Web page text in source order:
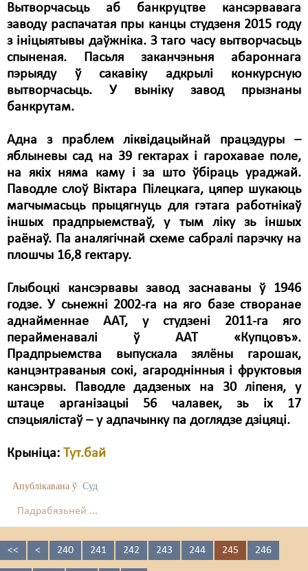
Вытворчасьць аб банкруцтве кансэрвавага
заводу распачатая пры канцы студзеня 2015 году
з ініцыятывы даўжніка. З таго часу вытворчасьць
спыненая. Пасьля заканчэньня абароннага
пэрыяду ў сакавіку адкрылі конкурсную
вытворчасьць. У выніку завод прызнаны
банкрутам.
Адна з праблем ліквідацыйнай працэдуры –
яблыневы сад на 39 гектарах і гарохавае поле,
на якіх няма каму і за што ўбіраць ураджай.
Паводле слоў Віктара Пілецкага, цяпер шукаюць
магчымасьць прыцягнуць для гэтага работнікаў
іншых прадпрыемстваў, у тым ліку зь іншых
раёнаў. Па аналягічнай схеме сабралі парэчку на
плошчы 16,8 гектару.
Глыбоцкі кансэрвавы завод заснаваны ў 1946
годзе. У сьнежні 2002-га на яго базе створанае
аднайменнае ААТ, у студзені 2011-га яго
перайменавалі ў ААТ «Купцовъ».
Прадпрыемства выпускала зялёны гарошак,
канцэнтраваныя сокі, агароднінныя і фруктовыя
кансэрвы. Паводле дадзеных на 30 ліпеня, у
штаце арганізацыі 56 чалавек, зь іх 17
спэцыялістаў – у адпачынку па доглядзе дзіцяці.
Крыніца: Тут.бай
Апублікавана ў Суд
Падрабязьней ...
<< < 240 241 242 243 244 245 246